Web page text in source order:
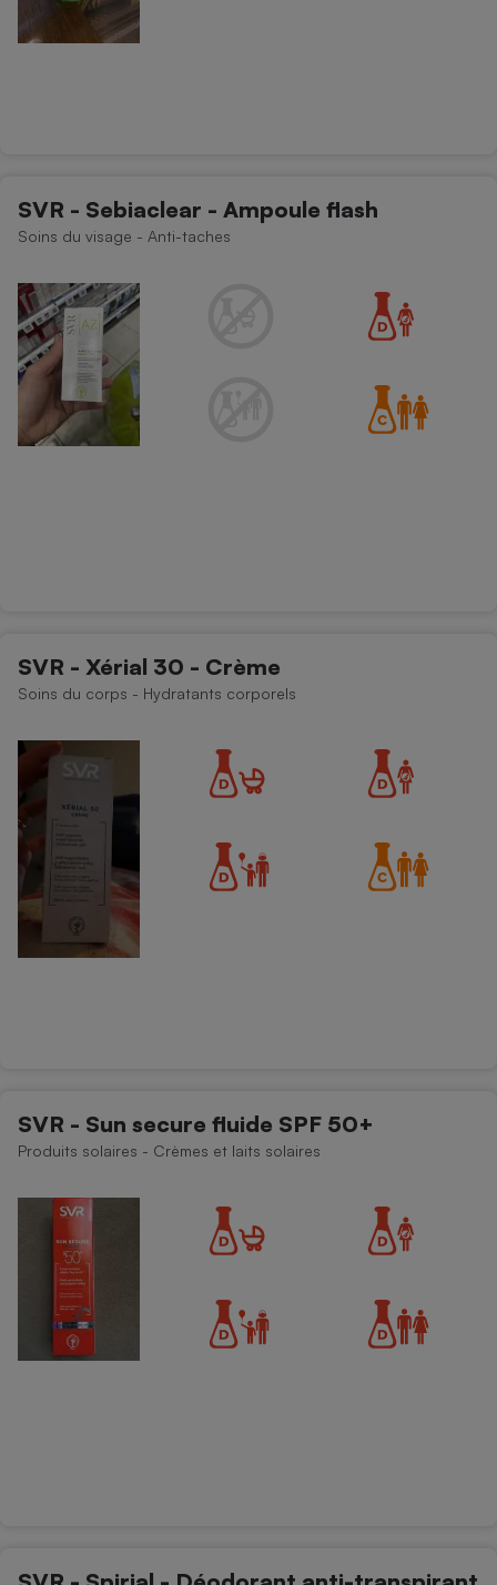
SVR - Sebiaclear - Ampoule flash
Soins du visage - Anti-taches
SVR - Xérial 30 - Crème
Soins du corps - Hydratants corporels
SVR - Sun secure fluide SPF 50+
Produits solaires - Crèmes et laits solaires